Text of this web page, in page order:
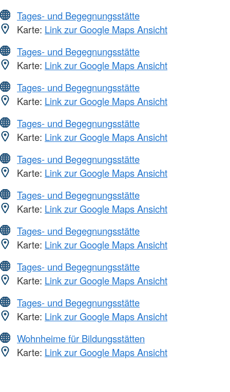
Tages- und Begegnungsstätte
Karte: Link zur Google Maps Ansicht
Tages- und Begegnungsstätte
Karte: Link zur Google Maps Ansicht
Tages- und Begegnungsstätte
Karte: Link zur Google Maps Ansicht
Tages- und Begegnungsstätte
Karte: Link zur Google Maps Ansicht
Tages- und Begegnungsstätte
Karte: Link zur Google Maps Ansicht
Tages- und Begegnungsstätte
Karte: Link zur Google Maps Ansicht
Tages- und Begegnungsstätte
Karte: Link zur Google Maps Ansicht
Tages- und Begegnungsstätte
Karte: Link zur Google Maps Ansicht
Tages- und Begegnungsstätte
Karte: Link zur Google Maps Ansicht
Wohnheime für Bildungsstätten
Karte: Link zur Google Maps Ansicht